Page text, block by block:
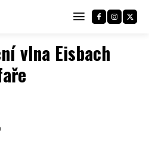
vlna Eisbach